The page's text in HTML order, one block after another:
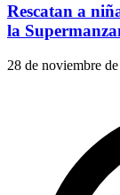
Rescatan a
la
28 de noviembre